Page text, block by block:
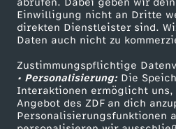
abrufen. Dabei geben wir
Einwilligung nicht an Dritte
direkten Dienstleister sind.
Daten auch nicht zu
Zustimmungspflichtige
• Personalisierung:Die
Interaktionen ermöglicht uns,
Angebot des ZDF an dich
Personalisierungsfunktionen
r
t
H
Smart TV
ZDFtext
Livestreams
Sendungen A-Z
TV-Programm